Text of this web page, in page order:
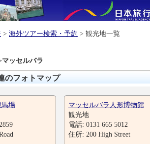
> 海外ツアー検索・予約 > 観光地一覧
マッセルバラ
のフォトマップ
馬場
マッセルバラ人形博物館
観光地
電話: 0131 665 5012
住所: 200 High Street